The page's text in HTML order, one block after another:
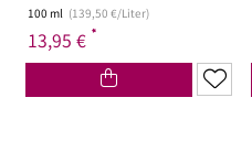
100 ml (139,50 €/Liter)
13,95 € *